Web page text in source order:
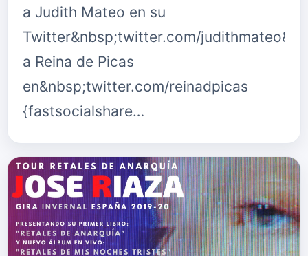
a Judith Mateo en su
Twitter&nbsp;twitter.com/
a Reina de Picas
en&nbsp;twitter.com/reinadpicas
{fastsocialshare…